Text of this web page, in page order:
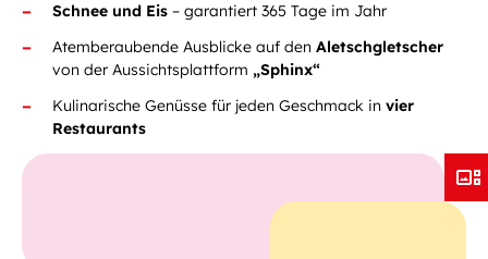
Schnee und Eis – garantiert 365 Tage im Jahr
Atemberaubende Ausblicke auf den Aletschgletscher
von der Aussichtsplattform „Sphinx“
Kulinarische Genüsse für jeden Geschmack in vier
Restaurants